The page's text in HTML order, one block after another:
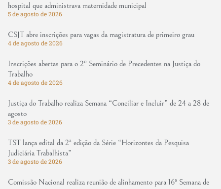
hospital que administrava maternidade municipal
5 de agosto de 2026
CSJT abre inscrições para vagas da magistratura de primeiro grau
4 de agosto de 2026
Inscrições abertas para o 2º Seminário de Precedentes na Justiça do
Trabalho
4 de agosto de 2026
Justiça do Trabalho realiza Semana “Conciliar e Incluir” de 24 a 28 de
agosto
3 de agosto de 2026
TST lança edital da 2ª edição da Série “Horizontes da Pesquisa
Judiciária Trabalhista”
3 de agosto de 2026
Comissão Nacional realiza reunião de alinhamento para 16ª Semana de